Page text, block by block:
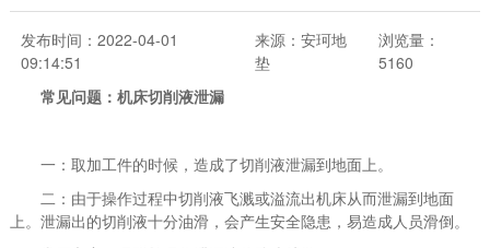
发布时间：2022-04-01
09:14:51
来源：安珂地
垫
浏览量：
5160
常见问题：机床切削液泄漏
一：取加工件的时候，造成了切削液泄漏到地面上。
二：由于操作过程中切削液飞溅或溢流出机床从而泄漏到地面
上。泄漏出的切削液十分油滑，会产生安全隐患，易造成人员滑倒。